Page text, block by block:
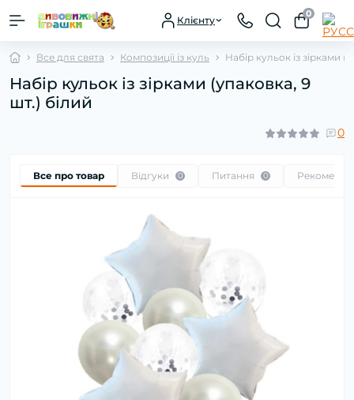
Клієнту
0
Все для свята Композиції із куль Набір кульок із зірками
Набір кульок із зірками (упаковка, 9
шт.) білий
0
Все про товар Відгуки 0 Питання 0